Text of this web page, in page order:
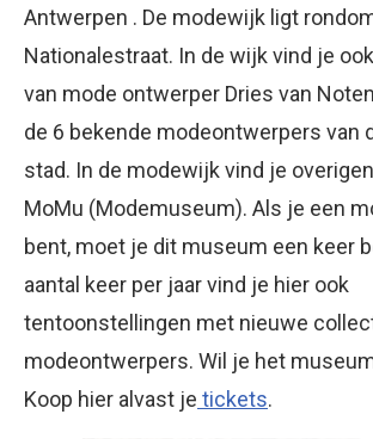
Antwerpen . De modewijk ligt
Nationalestraat. In de wijk vind je
van mode ontwerper Dries van
de 6 bekende modeontwerpers van
stad. In de modewijk vind je
MoMu (Modemuseum). Als je een
bent, moet je dit museum een keer
aantal keer per jaar vind je hier ook
tentoonstellingen met nieuwe
modeontwerpers. Wil je het
Koop hier alvast je tickets.